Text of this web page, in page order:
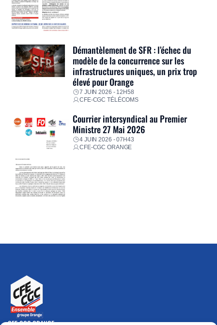
Démantèlement de SFR : l’échec du
modèle de la concurrence sur les
infrastructures uniques, un prix trop
élevé pour Orange
7 JUIN 2026 - 12H58
CFE-CGC TÉLÉCOMS
Courrier intersyndical au Premier
Ministre 27 Mai 2026
4 JUIN 2026 - 07H43
CFE-CGC ORANGE